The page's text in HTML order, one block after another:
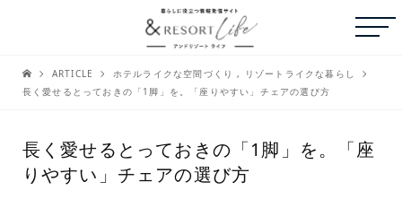
ARTICLE ホテルライクな空間づくり ,
リゾートライクな暮らし
長く愛せるとっておきの「1脚」を。「座りやすい」チェアの選び方
長く愛せるとっておきの「1脚」を。「座
りやすい」チェアの選び方